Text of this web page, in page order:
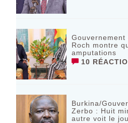
Roch montre
amputations
10
Burkina/
Zerbo : Huit
autre voit le